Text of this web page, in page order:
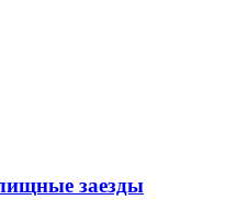
заезды